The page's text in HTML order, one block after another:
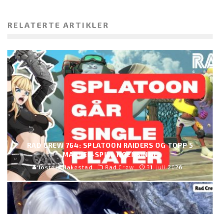
RELATERTE ARTIKLER
RAD CREW 764: SPLATOON RAIDERS OG TOPP 5
MARVEL-SPILL NOENSINNE
Jostein Hakestad Rad Crew 31. juli 2026